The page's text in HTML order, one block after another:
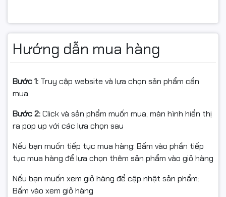
Thông số kỹ thuật máy in
Canon 3018 cũ
Thông số
Chi tiết
Hãng sản
xuất
Công nghệ
Laser đơn sắc
Chức năng In
Khổ giấy hỗ
trợ
Tốc độ in
Khoảng 18 trang/phút
Hướng dẫn mua hàng
Bước 1: Truy cập website và lựa chọn sản phẩm cần
mua
Bước 2:Click và sản phẩm muốn mua, màn hình hiển thị
ra pop up với các lựa chọn sau
Nếu bạn muốn tiếp tục mua hàng: Bấm vào phần tiếp
tục mua hàng để lựa chọn thêm sản phẩm vào giỏ hàng
Nếu bạn muốn xem giỏ hàng để cập nhật sản phẩm:
Bấm vào xem giỏ hàng